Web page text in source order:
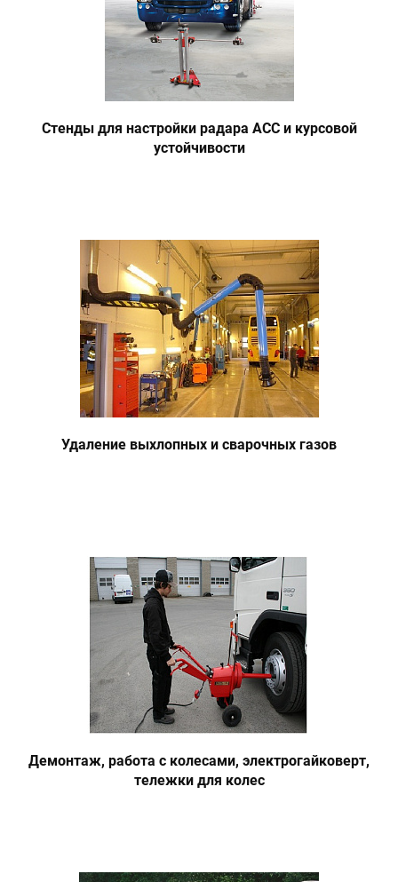
Стенды для настройки радара ACC и курсовой
устойчивости
Удаление выхлопных и сварочных газов
Демонтаж, работа с колесами, электрогайковерт,
тележки для колес